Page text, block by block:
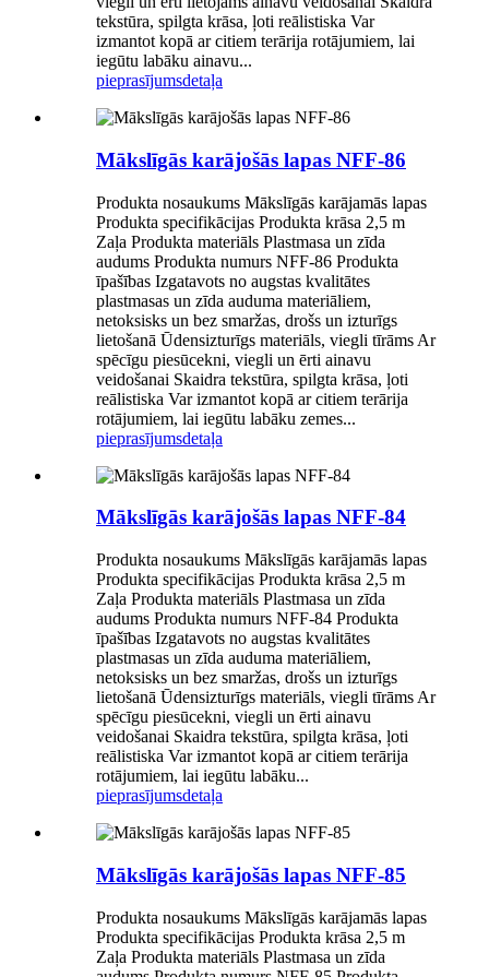
tekstūra, spilgta krāsa, ļoti reālistiska Var
izmantot kopā ar citiem terārija rotājumiem, lai
iegūtu labāku ainavu...
pieprasījumsdetaļa
Mākslīgās karājošās lapas NFF-86
Produkta nosaukums Mākslīgās karājamās lapas
Produkta specifikācijas Produkta krāsa 2,5 m
Zaļa Produkta materiāls Plastmasa un zīda
audums Produkta numurs NFF-86 Produkta
īpašības Izgatavots no augstas kvalitātes
plastmasas un zīda auduma materiāliem,
netoksisks un bez smaržas, drošs un izturīgs
lietošanā Ūdensizturīgs materiāls, viegli tīrāms Ar
spēcīgu piesūcekni, viegli un ērti ainavu
veidošanai Skaidra tekstūra, spilgta krāsa, ļoti
reālistiska Var izmantot kopā ar citiem terārija
rotājumiem, lai iegūtu labāku zemes...
pieprasījumsdetaļa
Mākslīgās karājošās lapas NFF-84
Produkta nosaukums Mākslīgās karājamās lapas
Produkta specifikācijas Produkta krāsa 2,5 m
Zaļa Produkta materiāls Plastmasa un zīda
audums Produkta numurs NFF-84 Produkta
īpašības Izgatavots no augstas kvalitātes
plastmasas un zīda auduma materiāliem,
netoksisks un bez smaržas, drošs un izturīgs
lietošanā Ūdensizturīgs materiāls, viegli tīrāms Ar
spēcīgu piesūcekni, viegli un ērti ainavu
veidošanai Skaidra tekstūra, spilgta krāsa, ļoti
reālistiska Var izmantot kopā ar citiem terārija
rotājumiem, lai iegūtu labāku...
pieprasījumsdetaļa
Mākslīgās karājošās lapas NFF-85
Produkta nosaukums Mākslīgās karājamās lapas
Produkta specifikācijas Produkta krāsa 2,5 m
Zaļa Produkta materiāls Plastmasa un zīda